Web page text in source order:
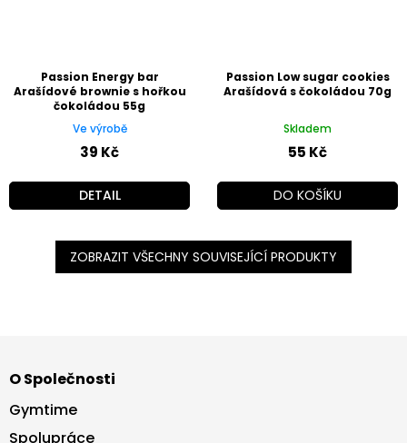
Passion Energy bar
Arašídové brownie s hořkou
čokoládou 55g
Ve výrobě
39 Kč
DETAIL
Passion Low sugar cookies
Arašídová s čokoládou 70g
Skladem
55 Kč
DO KOŠÍKU
ZOBRAZIT VŠECHNY SOUVISEJÍCÍ PRODUKTY
p
a
O Společnosti
Gymtime
Spolupráce